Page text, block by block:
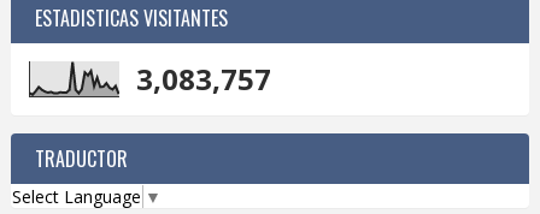
ESTADISTICAS VISITANTES
3,083,757
TRADUCTOR
Select Language ▼